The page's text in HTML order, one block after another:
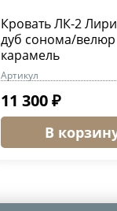
Кровать ЛК-2
дуб сонома/велюр
карамель
Артикул
11 300 ₽
В